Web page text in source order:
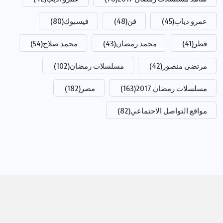
عمرو دياب(45) فن(48) فيسبوك(80)
قطر (41) محمد رمضان(43) محمد صلاح(54)
مرتضى منصور (42) مسلسلات رمضان(102)
مسلسلات رمضان 2017 (163) مصر (182)
مواقع التواصل الاجتماعي(82)